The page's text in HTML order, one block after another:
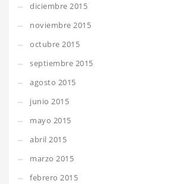
diciembre 2015
noviembre 2015
octubre 2015
septiembre 2015
agosto 2015
junio 2015
mayo 2015
abril 2015
marzo 2015
febrero 2015